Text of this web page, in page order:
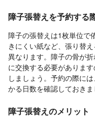
障子張替えを予約する
障子の張替えは1枚単位で
きにくい紙など、張り替
異なります。障子の骨が
に交換する必要がありま
しましょう。予約の際に
かる日数を確認しておきま
障子張替えのメリット